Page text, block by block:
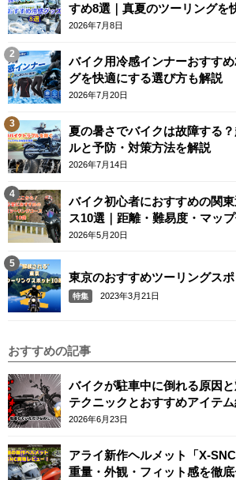
すめ8選｜真夏のツーリングを
テム
2026年7月8日
バイク用冷感インナーおすす
グを快適にする選び方も解説
2026年7月20日
夏の暑さでバイクは故障する
ルと予防・対策方法を解説
2026年7月14日
バイク初心者におすすめの関
ス10選｜距離・難易度・マッ
2026年5月20日
東京のおすすめツーリングス
特集 2023年3月21日
おすすめの記事
バイクが駐車中に倒れる原因
テクニックとおすすめアイテム
2026年6月23日
アライ新作ヘルメット「X-
重量・外観・フィット感を徹